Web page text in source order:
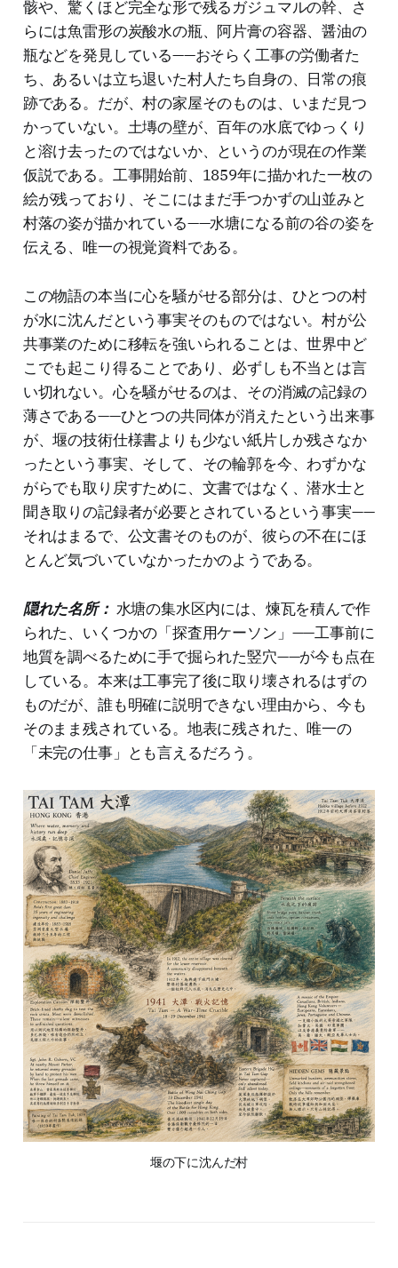
骸や、驚くほど完全な形で残るガジュマルの幹、さ
らには魚雷形の炭酸水の瓶、阿片膏の容器、醤油の
瓶などを発見している——おそらく工事の労働者た
ち、あるいは立ち退いた村人たち自身の、日常の痕
跡である。だが、村の家屋そのものは、いまだ見つ
かっていない。土塼の壁が、百年の水底でゆっくり
と溶け去ったのではないか、というのが現在の作業
仮説である。工事開始前、1859年に描かれた一枚の
絵が残っており、そこにはまだ手つかずの山並みと
村落の姿が描かれている——水塘になる前の谷の姿を
伝える、唯一の視覚資料である。
この物語の本当に心を騒がせる部分は、ひとつの村
が水に沈んだという事実そのものではない。村が公
共事業のために移転を強いられることは、世界中ど
こでも起こり得ることであり、必ずしも不当とは言
い切れない。心を騒がせるのは、その消滅の記録の
薄さである——ひとつの共同体が消えたという出来事
が、堰の技術仕様書よりも少ない紙片しか残さなか
ったという事実、そして、その輪郭を今、わずかな
がらでも取り戻すために、文書ではなく、潜水士と
聞き取りの記録者が必要とされているという事実——
それはまるで、公文書そのものが、彼らの不在にほ
とんど気づいていなかったかのようである。
隠れた名所： 水塘の集水区内には、煉瓦を積んで作
られた、いくつかの「探査用ケーソン」——工事前に
地質を調べるために手で掘られた竪穴——が今も点在
している。本来は工事完了後に取り壊されるはずの
ものだが、誰も明確に説明できない理由から、今も
そのまま残されている。地表に残された、唯一の
「未完の仕事」とも言えるだろう。
堰の下に沈んだ村